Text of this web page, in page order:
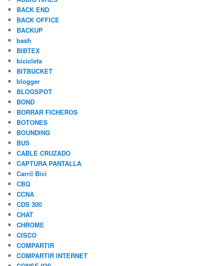
BACK END
BACK OFFICE
BACKUP
bash
BIBTEX
bicicleta
BITBUCKET
blogger
BLOGSPOT
BOND
BORRAR FICHEROS
BOTONES
BOUNDING
BUS
CABLE CRUZADO
CAPTURA PANTALLA
Carril Bici
CBQ
CCNA
CDS 300
CHAT
CHROME
CISCO
COMPARTIR
COMPARTIR INTERNET